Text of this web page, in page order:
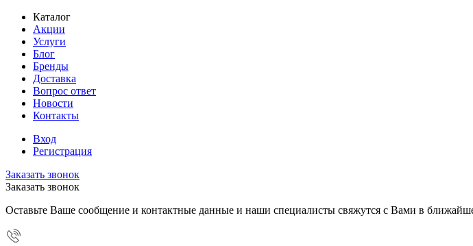
Каталог
Акции
Услуги
Блог
Бренды
Доставка
Вопрос ответ
Новости
Контакты
Вход
Регистрация
Заказать звонок
Заказать звонок
Оставьте Ваше сообщение и контактные данные и наши специалисты свяжутся с Вами в